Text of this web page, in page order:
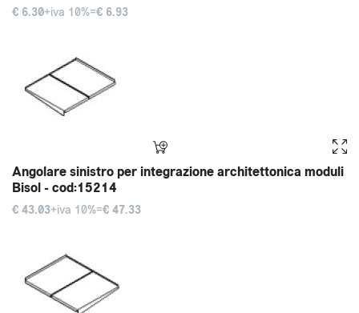
€ 6.30+iva 10%=€ 6.93
Angolare sinistro per integrazione architettonica moduli
Bisol - cod:15214
€ 43.03+iva 10%=€ 47.33